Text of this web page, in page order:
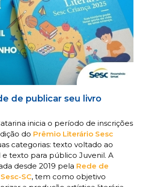
de publicar seu livro
inicia o período de inscrições
do Prêmio Literário Sesc
categorias: texto voltado ao
texto para público Juvenil. A
desde 2019 pela Rede de
SC, tem como objetivo